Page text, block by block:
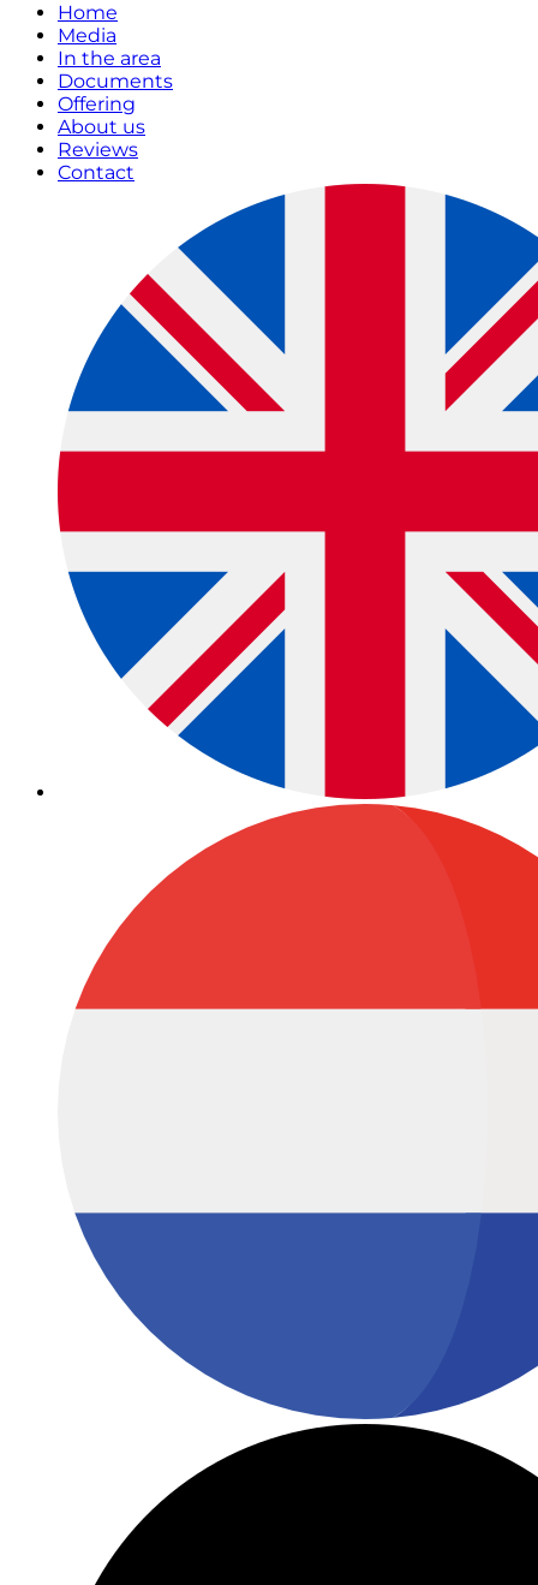
Home
Media
In the area
Documents
Offering
About us
Reviews
Contact